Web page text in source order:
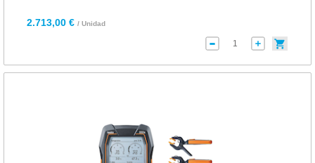
2.713,00 € / Unidad